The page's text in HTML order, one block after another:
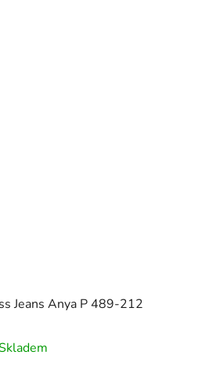
Jeans Anya P 489-212